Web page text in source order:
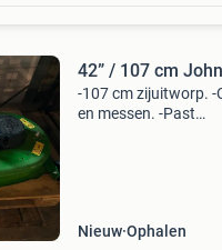
42” / 107 cm
-107 cm zijuitworp. -
en messen. -Past
Nieuw Ophalen